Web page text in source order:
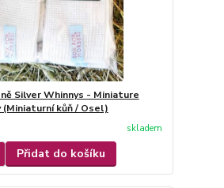
Silver Whinnys - Miniature
(Miniaturní kůň / Osel)
skladem
Přidat do košíku